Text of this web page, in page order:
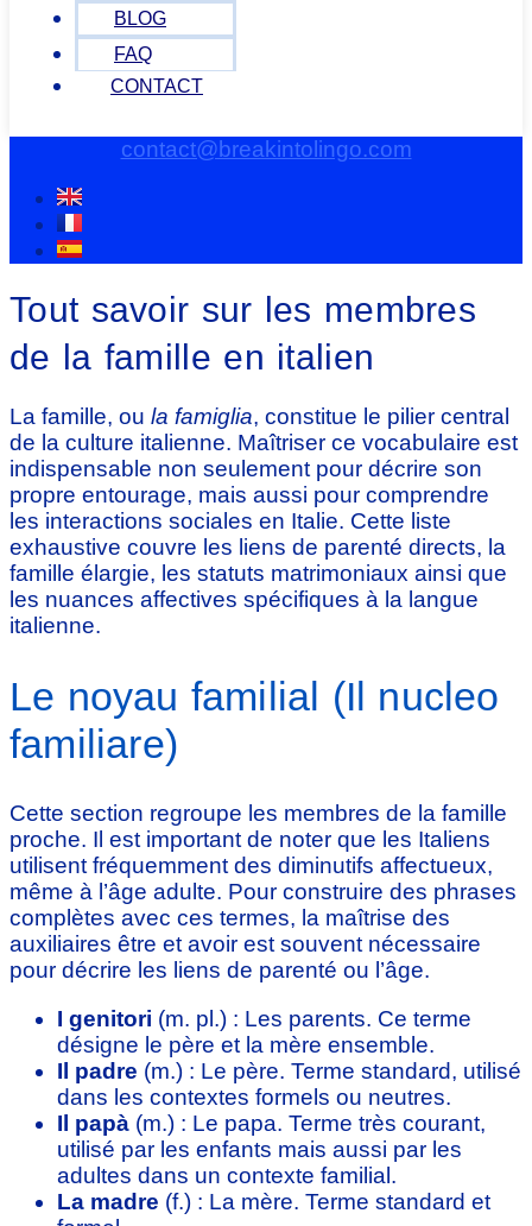
BLOG
FAQ
CONTACT
contact@breakintolingo.com
Tout savoir sur les membres
de la famille en italien
La famille, ou la famiglia, constitue le pilier central
de la culture italienne. Maîtriser ce vocabulaire est
indispensable non seulement pour décrire son
propre entourage, mais aussi pour comprendre
les interactions sociales en Italie. Cette liste
exhaustive couvre les liens de parenté directs, la
famille élargie, les statuts matrimoniaux ainsi que
les nuances affectives spécifiques à la langue
italienne.
Le noyau familial (Il nucleo
familiare)
Cette section regroupe les membres de la famille
proche. Il est important de noter que les Italiens
utilisent fréquemment des diminutifs affectueux,
même à l’âge adulte. Pour construire des phrases
complètes avec ces termes, la maîtrise des
auxiliaires être et avoir est souvent nécessaire
pour décrire les liens de parenté ou l’âge.
I genitori (m. pl.) : Les parents. Ce terme
désigne le père et la mère ensemble.
Il padre (m.) : Le père. Terme standard, utilisé
dans les contextes formels ou neutres.
Il papà (m.) : Le papa. Terme très courant,
utilisé par les enfants mais aussi par les
adultes dans un contexte familial.
La madre (f.) : La mère. Terme standard et